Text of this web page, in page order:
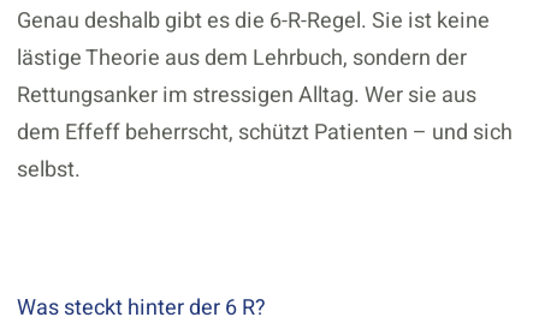
Genau deshalb gibt es die 6-R-Regel. Sie ist keine
lästige Theorie aus dem Lehrbuch, sondern der
Rettungsanker im stressigen Alltag. Wer sie aus
dem Effeff beherrscht, schützt Patienten – und sich
selbst.
Was steckt hinter der 6 R?